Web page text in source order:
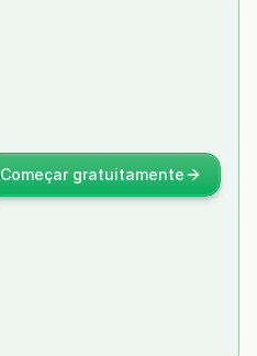
Começar gratuitamente